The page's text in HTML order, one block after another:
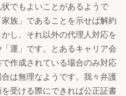
でもよいことがあるようで
族」であることを示せば解約
し、それ以外の代理人対応を
運」です。とあるキャリア会
作成されている場合のみ対応
は無理なようです。我々弁護
受ける際にできれば公正証書